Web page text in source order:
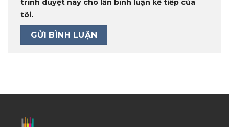
trình duyệt này cho lần bình luận kế tiếp của
tôi.